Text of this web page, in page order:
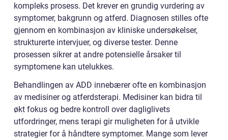
kompleks prosess. Det krever en grundig vurdering av
symptomer, bakgrunn og atferd. Diagnosen stilles ofte
gjennom en kombinasjon av kliniske undersøkelser,
strukturerte intervjuer, og diverse tester. Denne
prosessen sikrer at andre potensielle årsaker til
symptomene kan utelukkes.
Behandlingen av ADD innebærer ofte en kombinasjon
av medisiner og atferdsterapi. Medisiner kan bidra til
økt fokus og bedre kontroll over dagliglivets
utfordringer, mens terapi gir muligheten for å utvikle
strategier for å håndtere symptomer. Mange som lever